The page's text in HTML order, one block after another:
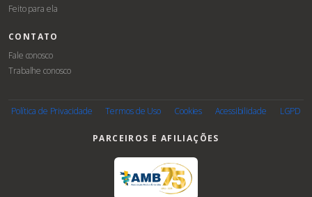
Feito para ela
CONTATO
Fale conosco
Trabalhe conosco
Política de Privacidade Termos de Uso Cookies Acessibilidade LGPD
PARCEIROS E AFILIAÇÕES